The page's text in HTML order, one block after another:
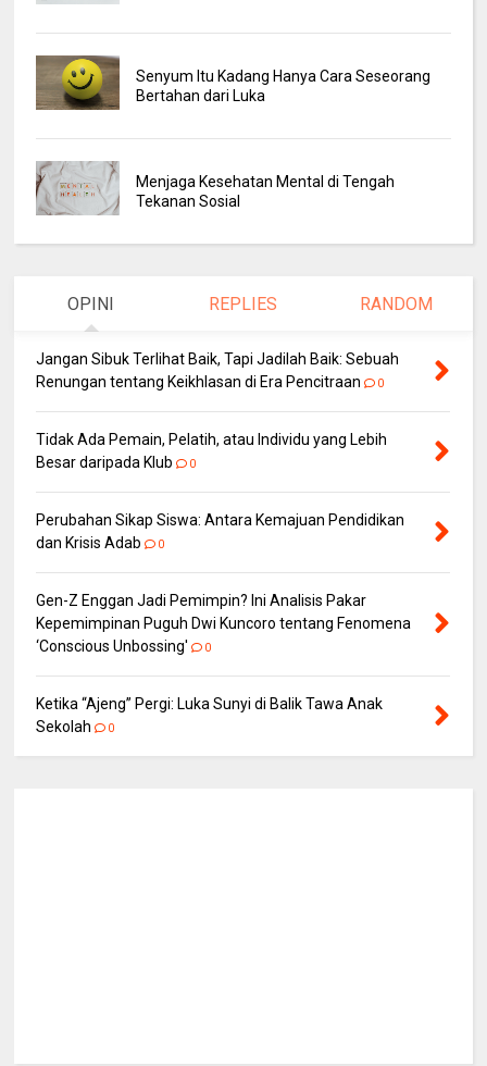
Senyum Itu Kadang Hanya Cara Seseorang
Bertahan dari Luka
Menjaga Kesehatan Mental di Tengah
Tekanan Sosial
OPINI REPLIES RANDOM
Jangan Sibuk Terlihat Baik, Tapi Jadilah Baik: Sebuah
Renungan tentang Keikhlasan di Era Pencitraan
0
Tidak Ada Pemain, Pelatih, atau Individu yang Lebih
Besar daripada Klub
0
Perubahan Sikap Siswa: Antara Kemajuan Pendidikan
dan Krisis Adab
0
Gen-Z Enggan Jadi Pemimpin? Ini Analisis Pakar
Kepemimpinan Puguh Dwi Kuncoro tentang Fenomena
‘Conscious Unbossing'
0
Ketika “Ajeng” Pergi: Luka Sunyi di Balik Tawa Anak
Sekolah
0